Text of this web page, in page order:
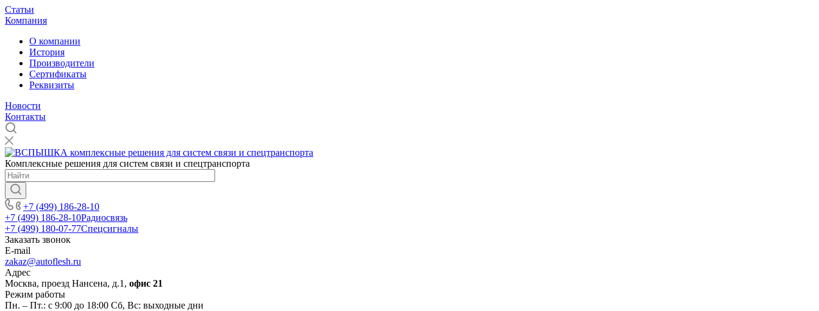
Статьи
Компания
О компании
История
Производители
Сертификаты
Реквизиты
Новости
Контакты
Комплексные решения для систем связи и спецтранспорта
+7 (499) 186-28-10
+7 (499) 186-28-10Радиосвязь
+7 (499) 180-07-77Спецсигналы
Заказать звонок
E-mail
zakaz@autoflesh.ru
Адрес
Москва, проезд Нансена, д.1, офис 21
Режим работы
Пн. – Пт.: с 9:00 до 18:00 Cб, Вс: выходные дни